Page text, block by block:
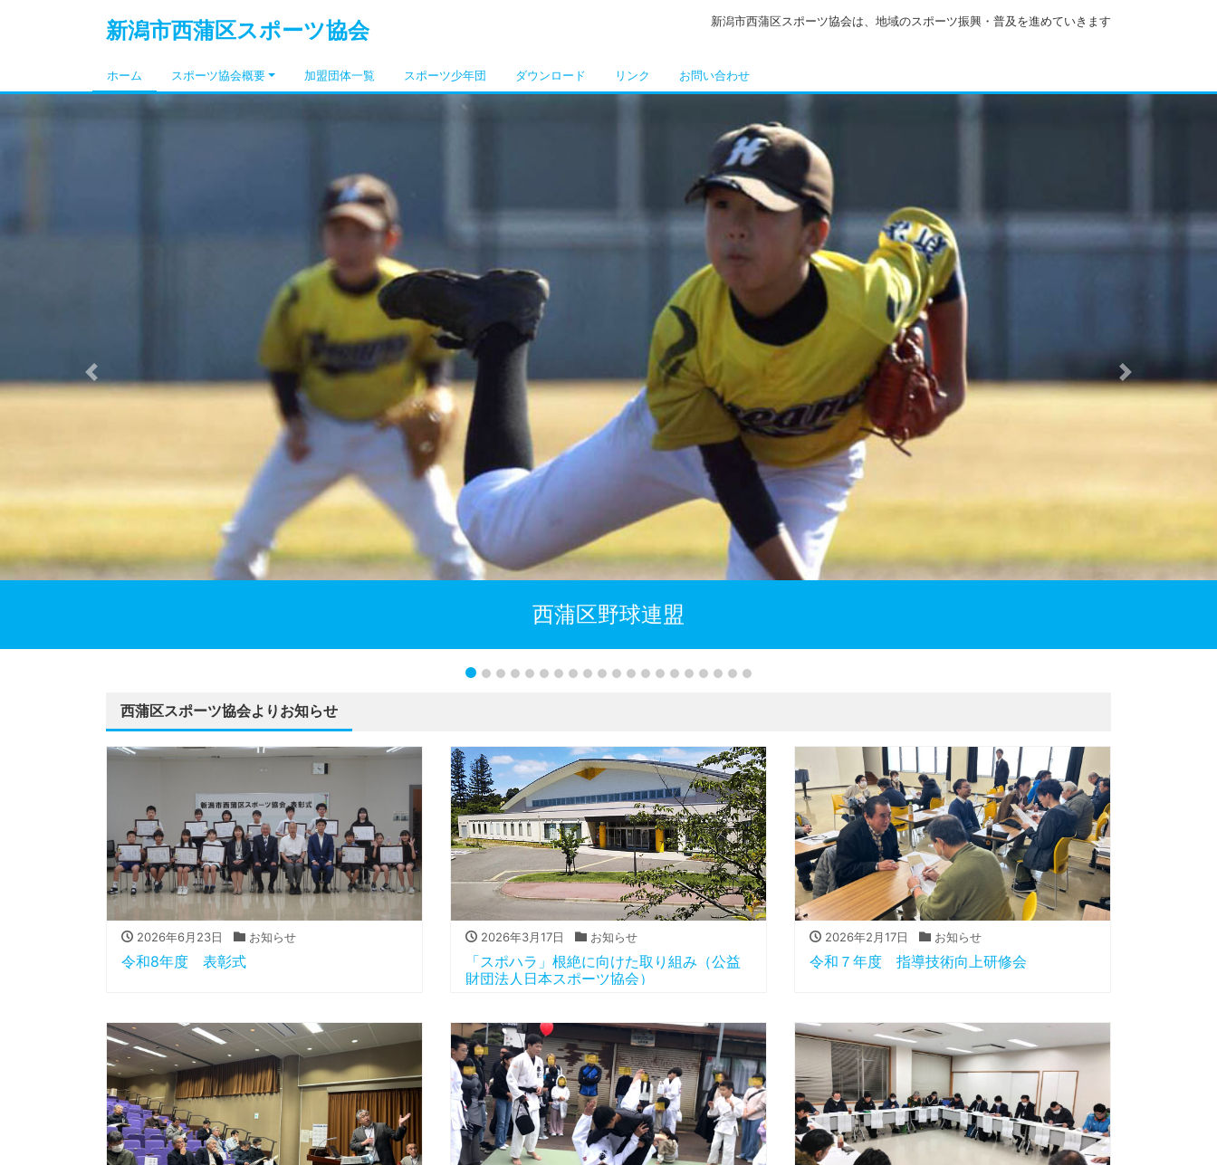
新潟市西蒲区スポーツ協会 新潟市西蒲区スポーツ協会は、地域のスポーツ振興・普及を進めていきます
ホーム スポーツ協会概要 加盟団体一覧 スポーツ少年団 ダウンロード リンク お問い合わせ
西蒲区バスケットボール協会
Previous Next
西蒲区スポーツ協会よりお知らせ
2026年6月23日 お知らせ
令和8年度 表彰式
2026年3月17日 お知らせ
「スポハラ」根絶に向けた取り組み（公益
財団法人日本スポーツ協会）
2026年2月17日 お知らせ
令和７年度 指導技術向上研修会